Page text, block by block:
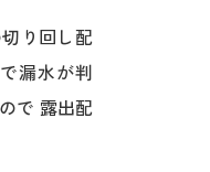
り回し配
漏水が判
で 露出配